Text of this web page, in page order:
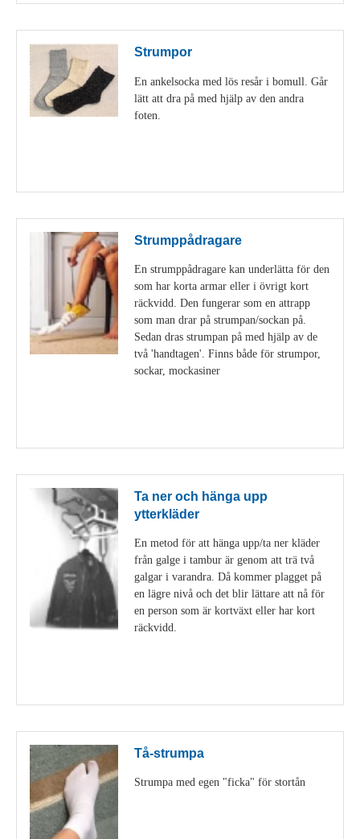
Strumpor
En ankelsocka med lös resår i bomull. Går
lätt att dra på med hjälp av den andra
foten.
Strumppådragare
En strumppådragare kan underlätta för den
som har korta armar eller i övrigt kort
räckvidd. Den fungerar som en attrapp
som man drar på strumpan/sockan på.
Sedan dras strumpan på med hjälp av de
två 'handtagen'. Finns både för strumpor,
sockar, mockasiner
Ta ner och hänga upp
ytterkläder
En metod för att hänga upp/ta ner kläder
från galge i tambur är genom att trä två
galgar i varandra. Då kommer plagget på
en lägre nivå och det blir lättare att nå för
en person som är kortväxt eller har kort
räckvidd.
Tå-strumpa
Strumpa med egen "ficka" för stortån